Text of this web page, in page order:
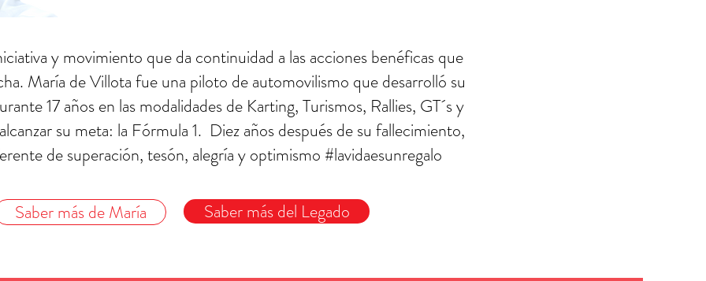
y movimiento que da continuidad a las acciones benéficas que
María de Villota fue una piloto de automovilismo que desarrolló su
17 años en las modalidades de Karting, Turismos, Rallies, GT´s y
su meta: la Fórmula 1. Diez años después de su fallecimiento,
de superación, tesón, alegría y optimismo #lavidaesunregalo
Saber más de María Saber más del Legado